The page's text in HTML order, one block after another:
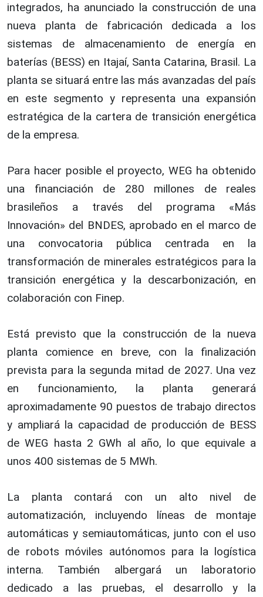
integrados, ha anunciado la construcción de una
nueva planta de fabricación dedicada a los
sistemas de almacenamiento de energía en
baterías (BESS) en Itajaí, Santa Catarina, Brasil. La
planta se situará entre las más avanzadas del país
en este segmento y representa una expansión
estratégica de la cartera de transición energética
de la empresa.
Para hacer posible el proyecto, WEG ha obtenido
una financiación de 280 millones de reales
brasileños a través del programa «Más
Innovación» del BNDES, aprobado en el marco de
una convocatoria pública centrada en la
transformación de minerales estratégicos para la
transición energética y la descarbonización, en
colaboración con Finep.
Está previsto que la construcción de la nueva
planta comience en breve, con la finalización
prevista para la segunda mitad de 2027. Una vez
en funcionamiento, la planta generará
aproximadamente 90 puestos de trabajo directos
y ampliará la capacidad de producción de BESS
de WEG hasta 2 GWh al año, lo que equivale a
unos 400 sistemas de 5 MWh.
La planta contará con un alto nivel de
automatización, incluyendo líneas de montaje
automáticas y semiautomáticas, junto con el uso
de robots móviles autónomos para la logística
interna. También albergará un laboratorio
dedicado a las pruebas, el desarrollo y la